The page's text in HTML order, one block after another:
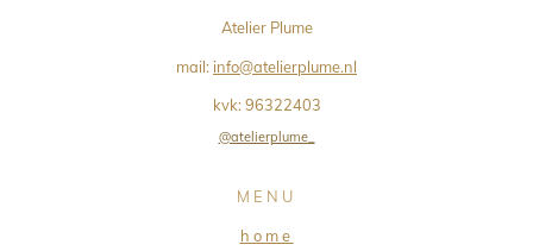
Atelier Plume
mail: info@atelierplume.nl
kvk:96322403
@atelierplume_
M E N U
h o m e